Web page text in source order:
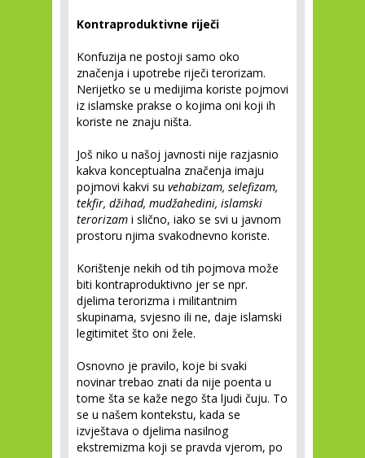
Kontraproduktivne riječi
Konfuzija ne postoji samo oko
značenja i upotrebe riječi terorizam.
Nerijetko se u medijima koriste pojmovi
iz islamske prakse o kojima oni koji ih
koriste ne znaju ništa.
Još niko u našoj javnosti nije razjasnio
kakva konceptualna značenja imaju
pojmovi kakvi su vehabizam, selefizam,
tekfir, džihad, mudžahedini, islamski
terorizam i slično, iako se svi u javnom
prostoru njima svakodnevno koriste.
Korištenje nekih od tih pojmova može
biti kontraproduktivno jer se npr.
djelima terorizma i militantnim
skupinama, svjesno ili ne, daje islamski
legitimitet što oni žele.
Osnovno je pravilo, koje bi svaki
novinar trebao znati da nije poenta u
tome šta se kaže nego šta ljudi čuju. To
se u našem kontekstu, kada se
izvještava o djelima nasilnog
ekstremizma koji se pravda vjerom, po